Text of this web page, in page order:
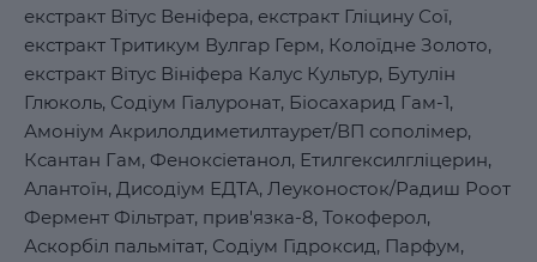
екстракт Вітус Веніфера, екстракт Гліцину Сої,
екстракт Тритикум Вулгар Герм, Колоїдне Золото,
екстракт Вітус Вініфера Калус Культур, Бутулін
Глюколь, Содіум Гіалуронат, Біосахарид Гам-1,
Амоніум Акрилолдиметилтаурет/ВП сополімер,
Ксантан Гам, Феноксіетанол, Етилгексилгліцерин,
Алантоїн, Дисодіум ЕДТА, Леуконосток/Радиш Роот
Фермент Фільтрат, прив'язка-8, Токоферол,
Аскорбіл пальмітат, Содіум Гідроксид, Парфум,